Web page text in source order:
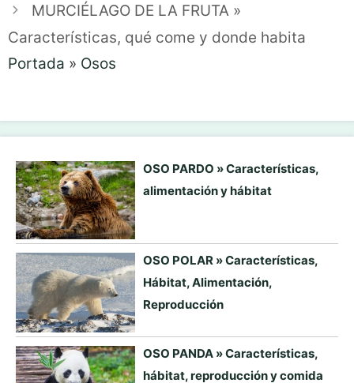
MURCIÉLAGO DE LA FRUTA »
Características, qué come y donde habita
Portada » Osos
OSO PARDO » Características,
alimentación y hábitat
OSO POLAR » Características,
Hábitat, Alimentación,
Reproducción
OSO PANDA » Características,
hábitat, reproducción y comida